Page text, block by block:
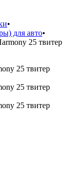
•
для авто•
25 твитер